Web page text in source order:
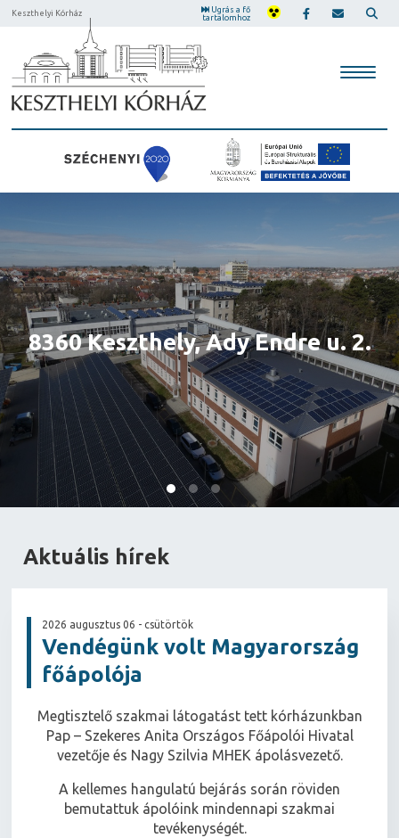
Keszthelyi Kórház
Ugrás a fő
tartalomhoz
8360 Keszthely, Ady Endre u. 2.
8360 Keszthely, Ady Endre u. 2.
Központi előjegyző 06-83/511-
342
Aktuális hírek
2026 augusztus 06 - csütörtök
Vendégünk volt Magyarország
főápolója
Megtisztelő szakmai látogatást tett kórházunkban
Pap – Szekeres Anita Országos Főápolói Hivatal
vezetője és Nagy Szilvia MHEK ápolásvezető.
A kellemes hangulatú bejárás során röviden
bemutattuk ápolóink mindennapi szakmai
tevékenységét.